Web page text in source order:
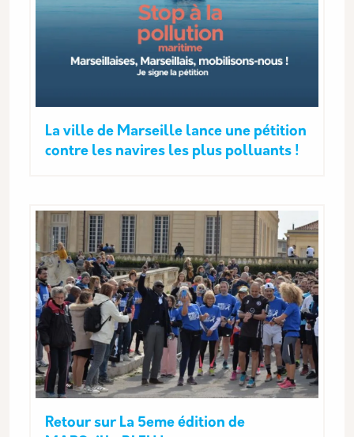
La ville de Marseille lance une pétition
contre les navires les plus polluants !
Retour sur La 5eme édition de